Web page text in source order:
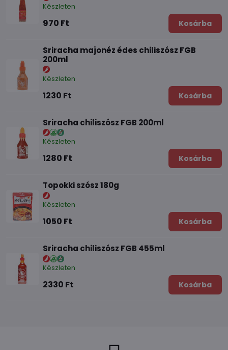
Készleten
970 Ft Kosárba
Sriracha majonéz édes chiliszósz FGB
200ml
Készleten
1230 Ft Kosárba
Sriracha chiliszósz FGB 200ml
Készleten
1280 Ft Kosárba
Topokki szósz 180g
Készleten
1050 Ft Kosárba
Sriracha chiliszósz FGB 455ml
Készleten
2330 Ft Kosárba